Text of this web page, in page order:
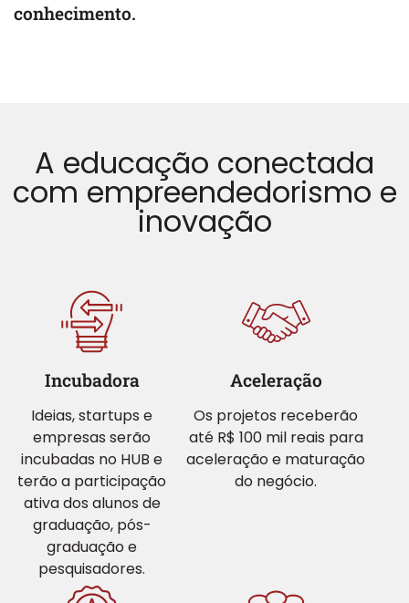
conhecimento.
A educação conectada
com empreendedorismo e
inovação
Incubadora
Ideias, startups e
empresas serão
incubadas no HUB e
terão a participação
ativa dos alunos de
graduação, pós-
graduação e
pesquisadores.
Aceleração
Os projetos receberão
até R$ 100 mil reais para
aceleração e maturação
do negócio.